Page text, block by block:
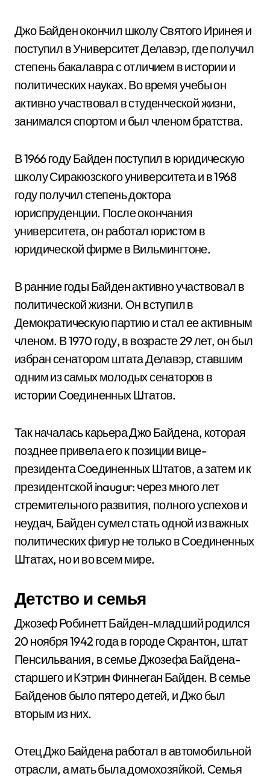
Джо Байден окончил школу Святого Иринея и
поступил в Университет Делавэр, где получил
степень бакалавра с отличием в истории и
политических науках. Во время учебы он
активно участвовал в студенческой жизни,
занимался спортом и был членом братства.
В 1966 году Байден поступил в юридическую
школу Сиракюзского университета и в 1968
году получил степень доктора
юриспруденции. После окончания
университета, он работал юристом в
юридической фирме в Вильмингтоне.
В ранние годы Байден активно участвовал в
политической жизни. Он вступил в
Демократическую партию и стал ее активным
членом. В 1970 году, в возрасте 29 лет, он был
избран сенатором штата Делавэр, ставшим
одним из самых молодых сенаторов в
истории Соединенных Штатов.
Так началась карьера Джо Байдена, которая
позднее привела его к позиции вице-
президента Соединенных Штатов, а затем и к
президентской inaugur: через много лет
стремительного развития, полного успехов и
неудач, Байден сумел стать одной из важных
политических фигур не только в Соединенных
Штатах, но и во всем мире.
Детство и семья
Джозеф Робинетт Байден-младший родился
20 ноября 1942 года в городе Скрантон, штат
Пенсильвания, в семье Джозефа Байдена-
старшего и Кэтрин Финнеган Байден. В семье
Байденов было пятеро детей, и Джо был
вторым из них.
Отец Джо Байдена работал в автомобильной
отрасли, а мать была домохозяйкой. Семья